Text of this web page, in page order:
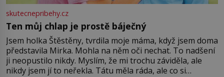
skutecnepribehy.cz
Ten můj chlap je prostě báječný
Jsem holka Štěstěny, tvrdila moje máma, když jsem doma
představila Mirka. Mohla na něm oči nechat. To nadšení
ji neopustilo nikdy. Myslím, že mi trochu záviděla, ale
nikdy jsem jí to neřekla. Tátu měla ráda, ale co si